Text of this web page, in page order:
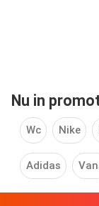
Nu in
Wc Nike
Adidas